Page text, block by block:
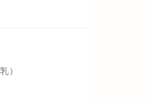
）